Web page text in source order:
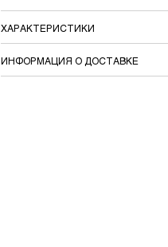
ХАРАКТЕРИСТИКИ
ИНФОРМАЦИЯ О ДОСТАВКЕ